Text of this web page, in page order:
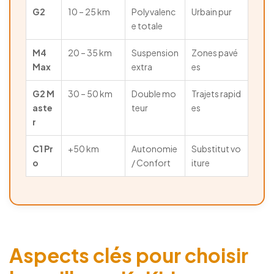
G2 10 – 25 km
Polyvalenc
e totale
Urbain pur
M4
Max
20 – 35 km
Suspension
extra
Zones pavé
es
G2 M
aste
r
30 – 50 km
Double mo
teur
Trajets rapid
es
C1 Pr
o
+50 km
Autonomie
/ Confort
Substitut vo
iture
Aspects clés pour choisir